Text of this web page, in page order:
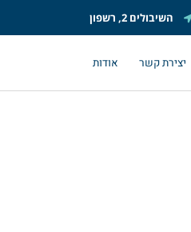
השיבולים 2, רשפון
יצירת קשר אודות